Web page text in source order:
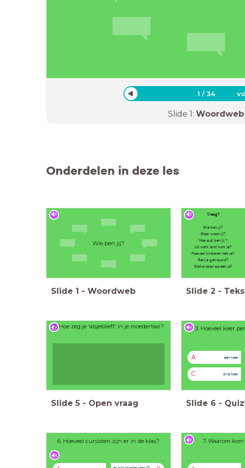
1 /34
Slide 1: Woordweb
Onderdelen in deze les
Wie ben jij?
Slide 1 - Woordweb
Vraag?
Wie ben jij?
Waar woon jij?
Hoe oud ben jij ?
Uit welk land kom je?
Hoeveel kinderen heb je?
Ben je getrouwd?
Welke talen spreek je?
Slide 2 -
2. Hoe zeg je 'alsjeblieft' in je moedertaal?
Slide 5 - Open vraag
3. Hoeveel keer
A één keer
C drie keer
Slide 6 -
6. Hoeveel cursisten zijn er in de klas? 7. Waarom